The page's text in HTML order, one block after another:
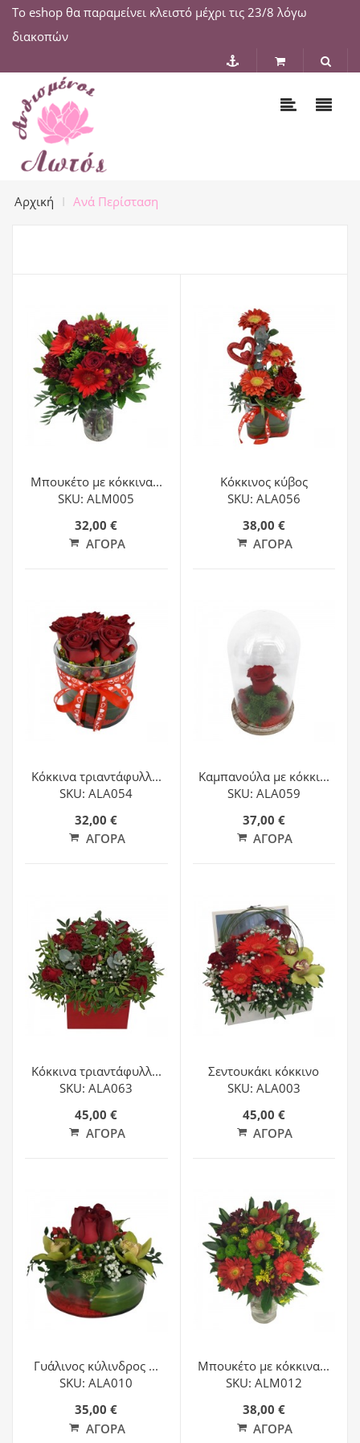
Το eshop θα παραμείνει κλειστό μέχρι τις 23/8 λόγω
διακοπών
Αρχική Ανά Περίσταση
Μπουκέτο με κόκκινα...
SKU: ALM005
32,00 €
ΑΓΟΡΆ
Κόκκινος κύβος
SKU: ALA056
38,00 €
ΑΓΟΡΆ
Κόκκινα τριαντάφυλλ...
SKU: ALA054
32,00 €
ΑΓΟΡΆ
Καμπανούλα με κόκκι...
SKU: ALA059
37,00 €
ΑΓΟΡΆ
Κόκκινα τριαντάφυλλ...
SKU: ALA063
45,00 €
ΑΓΟΡΆ
Σεντουκάκι κόκκινο
SKU: ALA003
45,00 €
ΑΓΟΡΆ
Γυάλινος κύλινδρος ...
SKU: ALA010
35,00 €
ΑΓΟΡΆ
Μπουκέτο με κόκκινα...
SKU: ALM012
38,00 €
ΑΓΟΡΆ